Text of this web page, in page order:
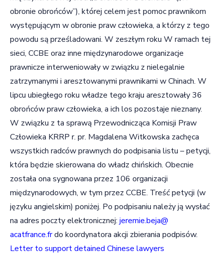
obronie obrońców”), której celem jest pomoc prawnikom
występującym w obronie praw człowieka, a którzy z tego
powodu są prześladowani. W zeszłym roku W ramach tej
sieci, CCBE oraz inne międzynarodowe organizacje
prawnicze interweniowały w związku z nielegalnie
zatrzymanymi i aresztowanymi prawnikami w Chinach. W
lipcu ubiegłego roku władze tego kraju aresztowały 36
obrońców praw człowieka, a ich los pozostaje nieznany.
W związku z ta sprawą Przewodnicząca Komisji Praw
Człowieka KRRP r. pr. Magdalena Witkowska zachęca
wszystkich radców prawnych do podpisania listu – petycji,
która będzie skierowana do władz chińskich. Obecnie
została ona sygnowana przez 106 organizacji
międzynarodowych, w tym przez CCBE. Treść petycji (w
języku angielskim) poniżej. Po podpisaniu należy ją wysłać
na adres poczty elektronicznej: jeremie.beja@
acatfrance.frdo koordynatora akcji zbierania podpisów.
Letter to support detained Chinese lawyers